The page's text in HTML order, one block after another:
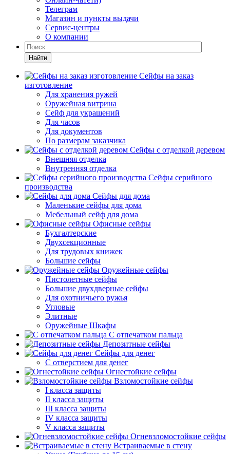
Телеграм
Магазин и пункты выдачи
Сервис-центры
О компании
Найти
Сейфы на заказ
изготовление
Для хранения ружей
Оружейная витрина
Сейф для украшений
Для часов
Для документов
По размерам заказчика
Сейфы с отделкой деревом
Внешняя отделка
Внутренняя отделка
Сейфы серийного
производства
Сейфы для дома
Маленькие сейфы для дома
Мебельный сейф для дома
Офисные сейфы
Бухгалтерские
Двухсекционные
Для трудовых книжек
Большие сейфы
Оружейные сейфы
Пистолетные сейфы
Большие двухдверные сейфы
Для охотничьего ружья
Угловые
Элитные
Оружейные Шкафы
С отпечатком пальца
Депозитные сейфы
Сейфы для денег
С отверстием для денег
Огнестойкие сейфы
Взломостойкие сейфы
I класса защиты
II класса защиты
III класса защиты
IV класса защиты
V класса защиты
Огневзломостойкие сейфы
Встраиваемые в стену